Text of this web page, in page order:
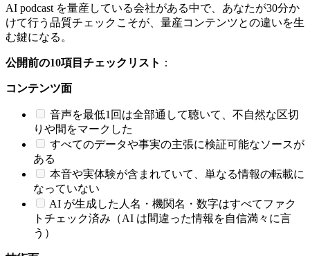
AI podcast を量産している会社がある中で、あなたが30分か
けて行う品質チェックこそが、量産コンテンツとの違いを生
む鍵になる。
公開前の10項目チェックリスト ：
コンテンツ面
音声を最低1回は全部通して聴いて、不自然な区切
りや間をマークした
すべてのデータや事実の主張に検証可能なソースが
ある
本音や実体験が含まれていて、単なる情報の転載に
なっていない
AI が生成した人名・機関名・数字はすべてファク
トチェック済み（AI は間違った情報を自信満々に言
う）